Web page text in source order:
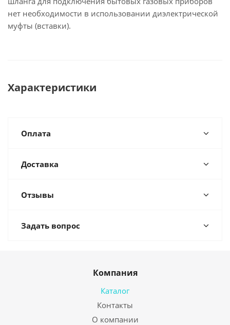
нет необходимости в использовании диэлектрической
муфты (вставки).
Характеристики
Оплата
Доставка
Отзывы
Задать вопрос
Компания
Каталог
Контакты
О компании